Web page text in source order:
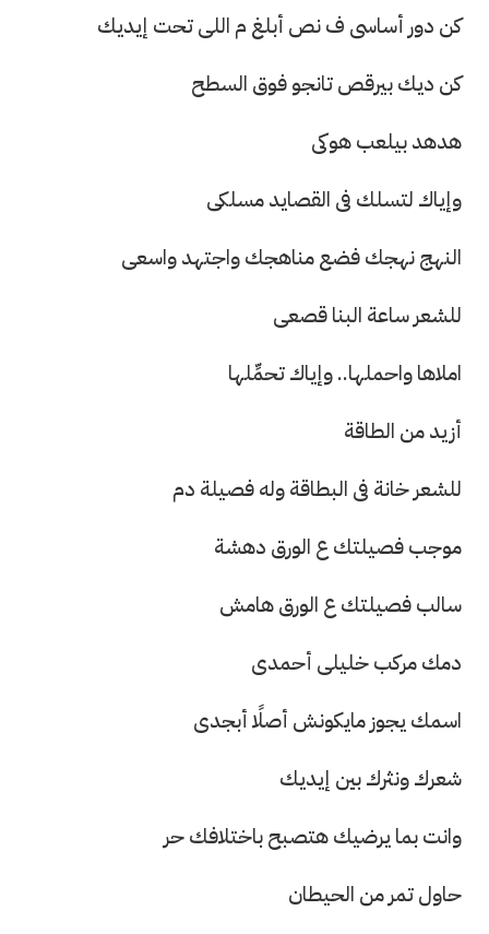
كن دور أساسى ف نص أبلغ م اللى تحت إيديك
كن ديك بيرقص تانجو فوق السطح
هدهد بيلعب هوكى
وإياك لتسلك فى القصايد مسلكى
النهج نهجك فضع مناهجك واجتهد واسعى
للشعر ساعة البنا قصعى
املاها واحملها.. وإياك تحمِّلها
أزيد من الطاقة
للشعر خانة فى البطاقة وله فصيلة دم
موجب فصيلتك ع الورق دهشة
سالب فصيلتك ع الورق هامش
دمك مركب خليلى أحمدى
اسمك يجوز مايكونش أصلًا أبجدى
شعرك ونثرك بين إيديك
وانت بما يرضيك هتصبح باختلافك حر
حاول تمر من الحيطان